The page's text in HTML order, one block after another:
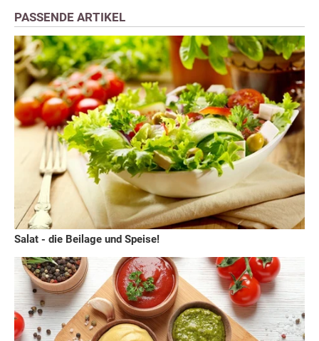
PASSENDE ARTIKEL
Salat - die Beilage und Speise!